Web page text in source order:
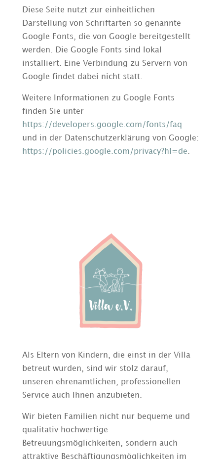
Diese Seite nutzt zur einheitlichen
Darstellung von Schriftarten so genannte
Google Fonts, die von Google bereitgestellt
werden. Die Google Fonts sind lokal
installiert. Eine Verbindung zu Servern von
Google findet dabei nicht statt.
Weitere Informationen zu Google Fonts
finden Sie unter
https://developers.google.com/fonts/faq
und in der Datenschutzerklärung von Google:
https://policies.google.com/privacy?hl=de
Als Eltern von Kindern, die einst in der Villa
betreut wurden, sind wir stolz darauf,
unseren ehrenamtlichen, professionellen
Service auch Ihnen anzubieten.
Wir bieten Familien nicht nur bequeme und
qualitativ hochwertige
Betreuungsmöglichkeiten, sondern auch
attraktive Beschäftigungsmöglichkeiten im